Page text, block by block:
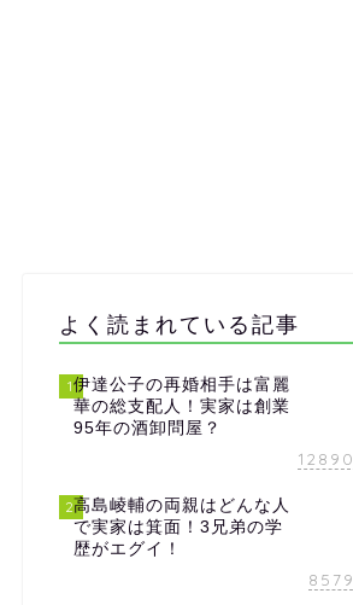
よく読まれている記事
1伊達公子の再婚相手は富麗
華の総支配人！実家は創業
95年の酒卸問屋？
12890
2高島崚輔の両親はどんな人
で実家は箕面！3兄弟の学
歴がエグイ！
8579